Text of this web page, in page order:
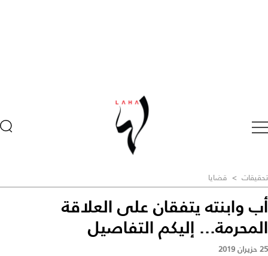
تحقيقات > قضايا
أب وابنته يتفقان على العلاقة
المحرمة... إليكم التفاصيل
25 حزيران 2019